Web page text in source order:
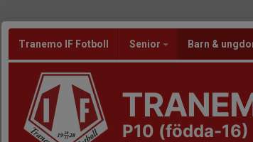
Tranemo IF Fotboll Senior Barn &
P10 (födda-16)